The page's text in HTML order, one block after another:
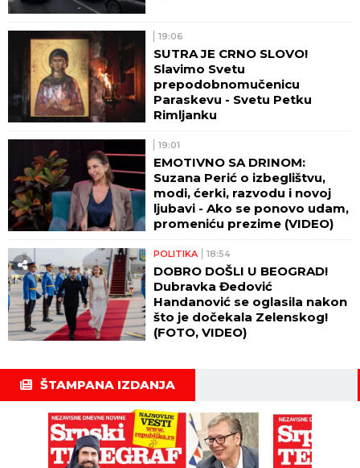
19:06
SUTRA JE CRNO SLOVO!
Slavimo Svetu
prepodobnomučenicu
Paraskevu - Svetu Petku
Rimljanku
19:01
EMOTIVNO SA DRINOM:
Suzana Perić o izbeglištvu,
modi, ćerki, razvodu i novoj
ljubavi - Ako se ponovo udam,
promeniću prezime (VIDEO)
POLITIKA 18:54
DOBRO DOŠLI U BEOGRAD!
Dubravka Đedović
Handanović se oglasila nakon
što je dočekala Zelenskog!
(FOTO, VIDEO)
ŠTAMPANA IZDANJA